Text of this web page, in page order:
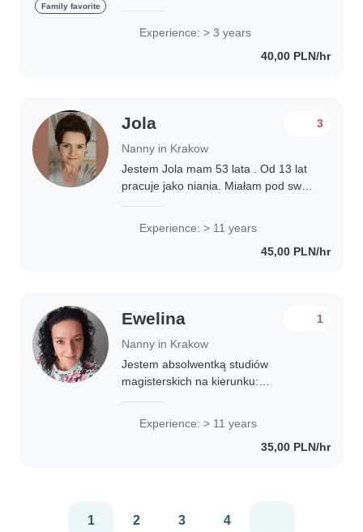
Family favorite
me reliable and structured when
Experience: > 3 years
40,00 PLN/hr
Jola
Nanny in Krakow
3
Jestem Jola mam 53 lata . Od 13 lat
pracuje jako niania. Miałam pod swoją
potwierdzone referencjami od
Experience: > 11 years
45,00 PLN/hr
Ewelina
Nanny in Krakow
1
Jestem absolwentką studiów
magisterskich na kierunku:
mnie to raczej przyjemność).
Posiadam doświadczenie w..
Experience: > 11 years
35,00 PLN/hr
1 2 3 4